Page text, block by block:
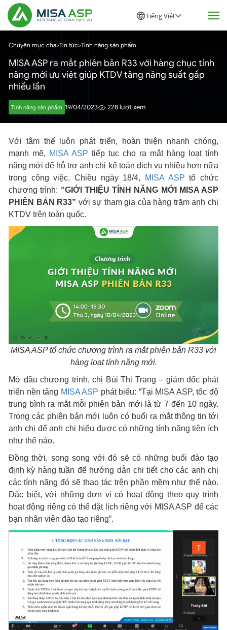
Tiếng Việt
Chuyên mục cha>Tin tức>Tính năng sản phẩm
MISA ASP ra mắt phiên bản R33 với hàng chục tính
năng mới ưu việt giúp KTDV tăng năng suất gấp
nhiều lần
Tính năng sản phẩm 19/04/2023 228 lượt xem
Với tâm thế luôn phát triển, hoàn thiện nhanh chóng,
mạnh mẽ, MISA ASP tiếp tục cho ra mắt hàng loạt tính
năng mới để hỗ trợ anh chị kế toán dịch vụ nhiều hơn nữa
trong công việc. Chiều ngày 18/4,
MISA ASP tổ chức
chương trình: “GIỚI THIỆU TÍNH NĂNG MỚI MISA ASP
PHIÊN BẢN R33” với sự tham gia của hàng trăm anh chị
KTDV trên toàn quốc.
MISA ASP tổ chức chương trình ra mắt phiên bản R33 với
hàng loạt tính năng mới.
Mở đầu chương trình, chị Bùi Thị Trang – giám đốc phát
triển nền tảng MISA ASP phát biểu: “Tại MISA ASP, tốc độ
trung bình ra mắt mỗi phiên bản mới là từ 7 đến 10 ngày.
Trong các phiên bản mới luôn có buổi ra mắt thông tin tới
anh chị để anh chị hiểu được có những tính năng tiện ích
như thế nào.
Đồng thời, song song với đó sẽ có những buổi đào tạo
định kỳ hàng tuần để hướng dẫn chi tiết cho các anh chị
các tính năng đó sẽ thao tác trên phần mềm như thế nào.
Đặc biệt, với những đơn vị có hoạt động theo quy trình
hoạt động riêng có thể đặt lịch riêng với MISA ASP để các
bạn nhân viên đào tạo riêng”.